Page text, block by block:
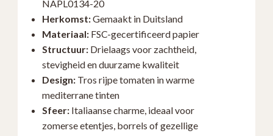
formaat
NAPC0134-
NAPL0134-20
Herkomst:Gemaakt in Duitsland
Materiaal: FSC-gecertificeerd papier
Structuur: Drielaags voor zachtheid,
stevigheid en duurzame kwaliteit
Design: Tros rijpe tomaten in warme
mediterrane tinten
Sfeer: Italiaanse charme, ideaal voor
zomerse etentjes, borrels of gezellige